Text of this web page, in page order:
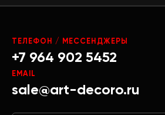
ТЕЛЕФОН / МЕССЕНДЖЕРЫ
+7 964 902 5452
EMAIL
sale@art-decoro.ru